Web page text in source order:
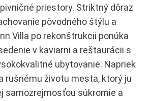
priestory. Striktný dôraz
pôvodného štýlu a
Villa po rekonštrukcii ponúka
v kaviarni a reštaurácii s
ubytovanie. Napriek
rušnému životu mesta, ktorý ju
samozrejmosťou súkromie a